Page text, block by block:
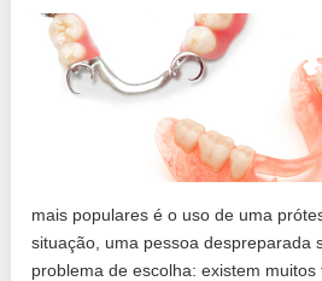
mais populares é o uso de uma
situação, uma pessoa despreparada
problema de escolha: existem